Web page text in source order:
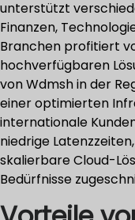
unterstützt
Finanzen,
Branchen profitiert
hochverfügbaren
von Wdmsh in der
einer optimierten
internationale
niedrige
skalierbare Cloud-
Bedürfnisse